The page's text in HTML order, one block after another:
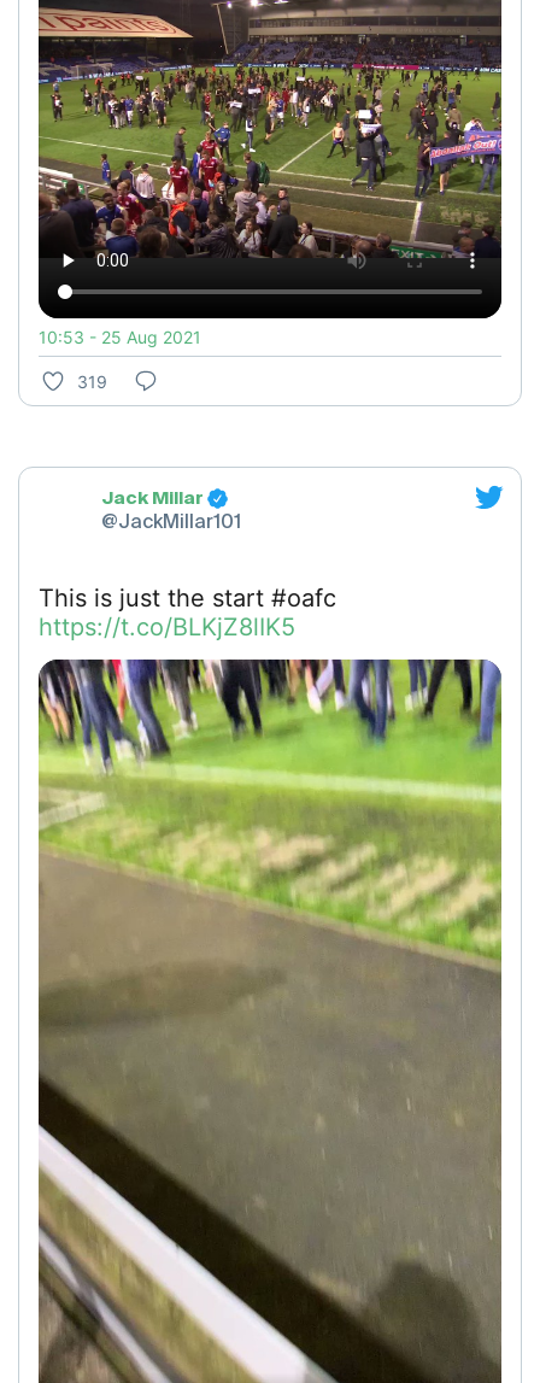
10:53 - 25 Aug 2021
319
Jack Millar
@JackMillar101
This is just the start #oafc
https://t.co/BLKjZ8lIK5